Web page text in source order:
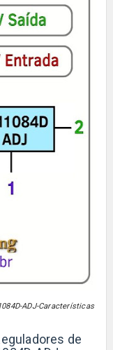
ADJ-Características
de